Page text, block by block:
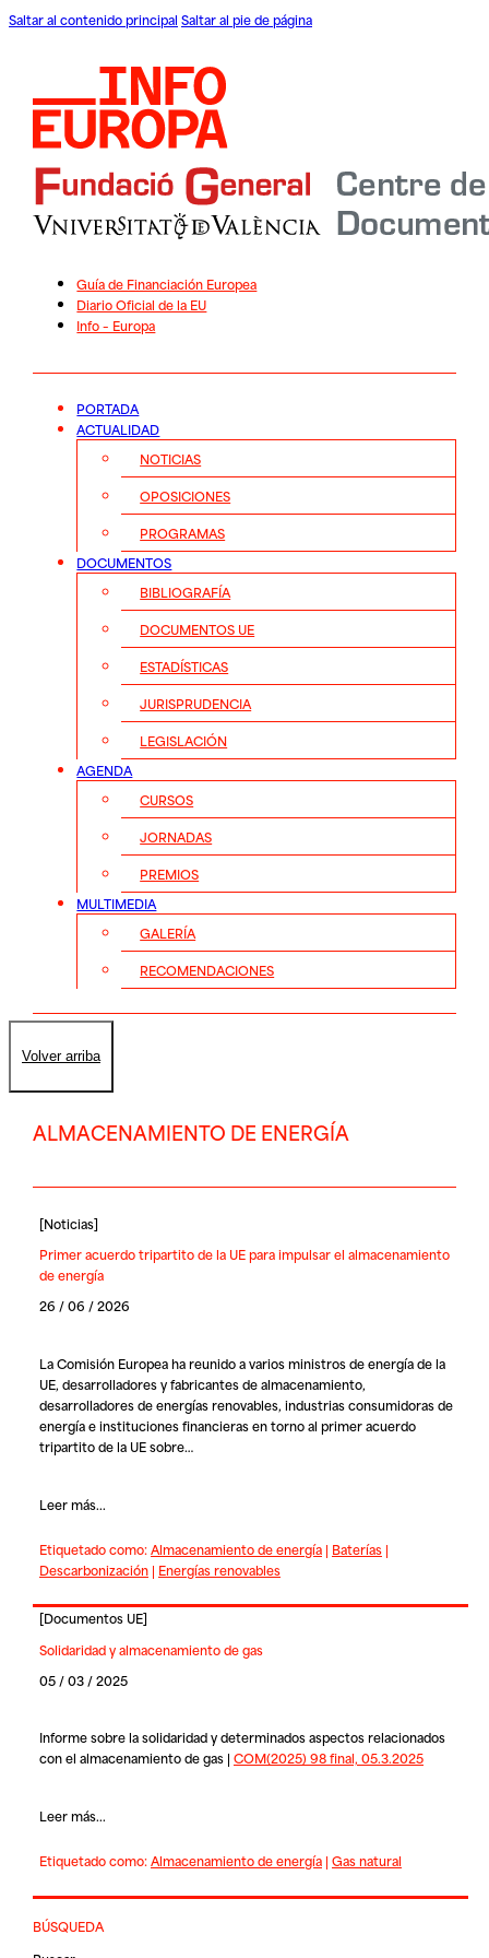
Saltar al contenido principal Saltar al pie de página
Guía de Financiación Europea
Diario Oficial de la EU
Info – Europa
PORTADA
ACTUALIDAD
NOTICIAS
OPOSICIONES
PROGRAMAS
DOCUMENTOS
BIBLIOGRAFÍA
DOCUMENTOS UE
ESTADÍSTICAS
JURISPRUDENCIA
LEGISLACIÓN
AGENDA
CURSOS
JORNADAS
PREMIOS
MULTIMEDIA
GALERÍA
RECOMENDACIONES
Volver arriba
ALMACENAMIENTO DE ENERGÍA
[Noticias]
Primer acuerdo tripartito de la UE para impulsar el almacenamiento
de energía
26 / 06 / 2026
La Comisión Europea ha reunido a varios ministros de energía de la
UE, desarrolladores y fabricantes de almacenamiento,
desarrolladores de energías renovables, industrias consumidoras de
energía e instituciones financieras en torno al primer acuerdo
tripartito de la UE sobre…
Leer más...
Etiquetado como:Almacenamiento de energía| Baterías|
Descarbonización| Energías renovables
[Documentos UE]
Solidaridad y almacenamiento de gas
05 / 03 / 2025
Informe sobre la solidaridad y determinados aspectos relacionados
con el almacenamiento de gas | COM(2025) 98 final, 05.3.2025
Leer más...
Etiquetado como:Almacenamiento de energía| Gas natural
BÚSQUEDA